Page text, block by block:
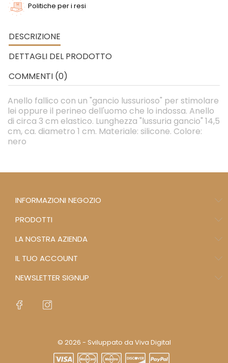
Politiche per i resi
DESCRIZIONE
DETTAGLI DEL PRODOTTO
COMMENTI (0)
Anello fallico con un "gancio lussurioso" per stimolare
lei oppure il perineo dell'uomo che lo indossa. Anello
di circa 3 cm elastico. Lunghezza "lussuria gancio" 14,5
cm, ca. diametro 1 cm. Materiale: silicone. Colore:
nero
INFORMAZIONI NEGOZIO
PRODOTTI
LA NOSTRA AZIENDA
IL TUO ACCOUNT
NEWSLETTER SIGNUP
© 2026 - Sviluppato da Viva Digital